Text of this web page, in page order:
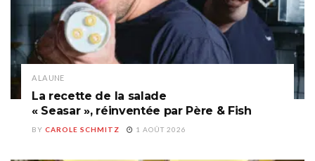
A LA UNE
La recette de la salade
« Seasar », réinventée par Père & Fish
BY CAROLE SCHMITZ 1 AOÛT 2026